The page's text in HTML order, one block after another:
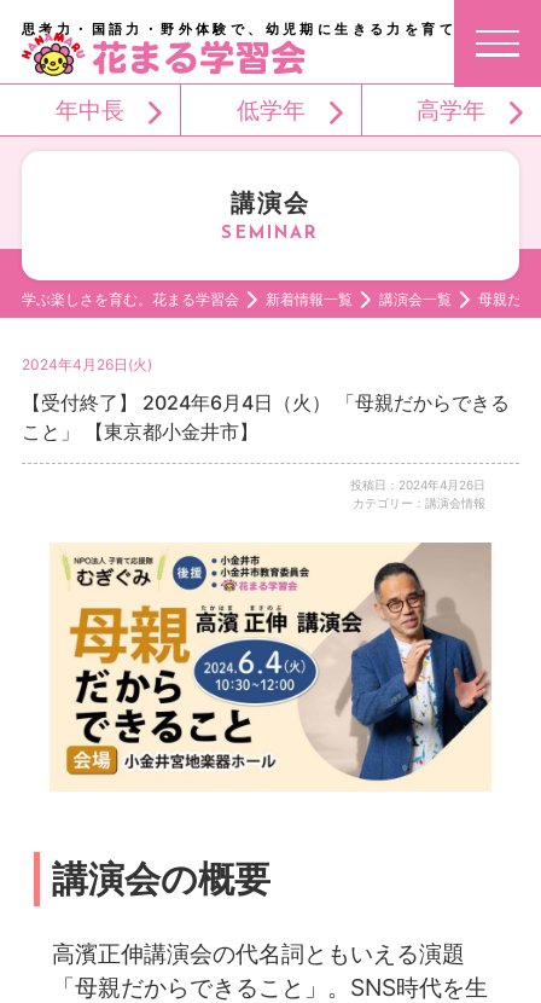
思考力・国語力・野外体験で、幼児期に生きる力を育てる。
年中長 低学年 高学年
講演会
学ぶ楽しさを育む。花まる学習会 新着情報一覧 講演会一覧 母親だか
2024年4月26日(火)
【受付終了】 2024年6月4日（火） 「母親だからできる
こと」 【東京都小金井市】
投稿日：2024年4月26日
カテゴリー：講演会情報
講演会の概要
高濱正伸講演会の代名詞ともいえる演題
「母親だからできること」。SNS時代を生